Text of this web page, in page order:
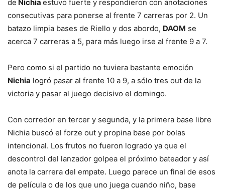
de Nichia estuvo fuerte y respondieron con anotaciones
consecutivas para ponerse al frente 7 carreras por 2. Un
batazo limpia bases de Riello y dos abordo, DAOM se
acerca 7 carreras a 5, para más luego irse al frente 9 a 7.
Pero como si el partido no tuviera bastante emoción
Nichia logró pasar al frente 10 a 9, a sólo tres out de la
victoria y pasar al juego decisivo el domingo.
Con corredor en tercer y segunda, y la primera base libre
Nichia buscó el forze out y propina base por bolas
intencional. Los frutos no fueron logrado ya que el
descontrol del lanzador golpea el próximo bateador y así
anota la carrera del empate. Luego parece un final de esos
de película o de los que uno juega cuando niño, base